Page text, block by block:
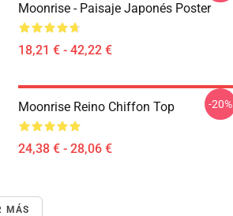
Moonrise - Paisaje Japonés Poster
18,21 € - 42,22 €
Moonrise Reino Chiffon Top
24,38 € - 28,06 €
-20%
MÁS